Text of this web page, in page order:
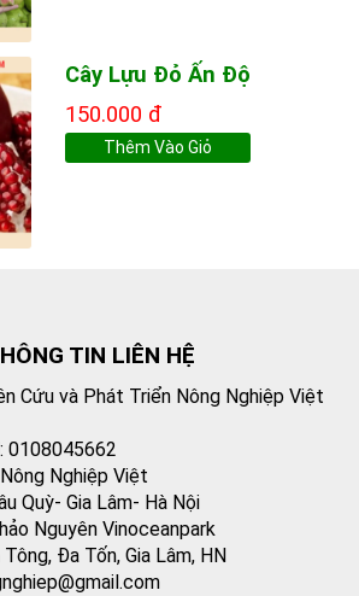
Cây Lựu Đỏ Ấn Độ
150.000 đ
Thêm Vào Giỏ
TIN LIÊN HỆ
Cứu và Phát Triển Nông Nghiệp Việt
0108045662
Nghiệp Việt
Quỳ- Gia Lâm- Hà Nội
Nguyên Vinoceanpark
Đa Tốn, Gia Lâm, HN